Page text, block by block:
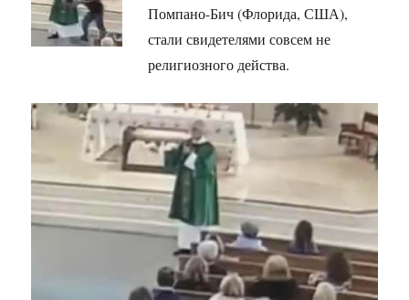
Помпано-Бич (Флорида, США),
стали свидетелями совсем не
религиозного действа.